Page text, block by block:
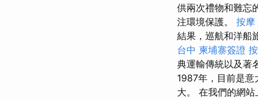
供兩次禮物和難忘
注環境保護。 按摩
結果，巡航和洋船
台中 柬埔寨簽證
典運輸傳統以及著
1987年，目前是
大。 在我們的網